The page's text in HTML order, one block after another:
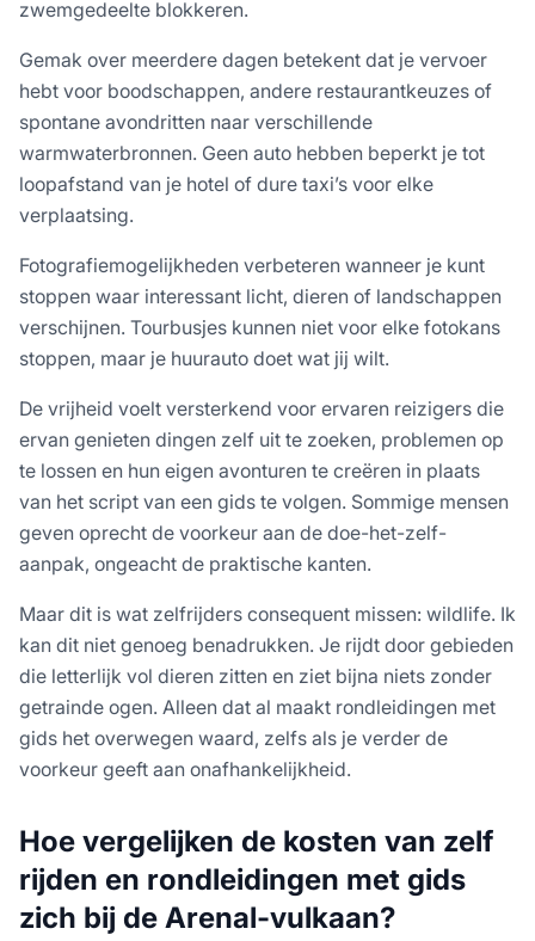
zwemgedeelte blokkeren.
Gemak over meerdere dagen betekent dat je vervoer
hebt voor boodschappen, andere restaurantkeuzes of
spontane avondritten naar verschillende
warmwaterbronnen. Geen auto hebben beperkt je tot
loopafstand van je hotel of dure taxi’s voor elke
verplaatsing.
Fotografiemogelijkheden verbeteren wanneer je kunt
stoppen waar interessant licht, dieren of landschappen
verschijnen. Tourbusjes kunnen niet voor elke fotokans
stoppen, maar je huurauto doet wat jij wilt.
De vrijheid voelt versterkend voor ervaren reizigers die
ervan genieten dingen zelf uit te zoeken, problemen op
te lossen en hun eigen avonturen te creëren in plaats
van het script van een gids te volgen. Sommige mensen
geven oprecht de voorkeur aan de doe-het-zelf-
aanpak, ongeacht de praktische kanten.
Maar dit is wat zelfrijders consequent missen: wildlife. Ik
kan dit niet genoeg benadrukken. Je rijdt door gebieden
die letterlijk vol dieren zitten en ziet bijna niets zonder
getrainde ogen. Alleen dat al maakt rondleidingen met
gids het overwegen waard, zelfs als je verder de
voorkeur geeft aan onafhankelijkheid.
Hoe vergelijken de kosten van zelf
rijden en rondleidingen met gids
zich bij de Arenal-vulkaan?